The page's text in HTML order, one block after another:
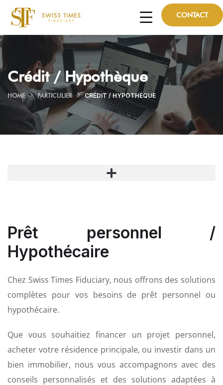
CONTACT
Crédit / Hypothèque
HOME PARTICULIER CRÉDIT / HYPOTHÈQUE
Prêt personnel /
Hypothécaire
Chez Swiss Times Fiduciary, nous offrons des solutions
complètes pour vos besoins de prêt personnel ou
hypothécaire.
Que vous souhaitiez financer un projet personnel,
acheter votre résidence principale, ou investir dans un
bien immobilier, nous vous accompagnons avec des
conseils personnalisés et des solutions adaptées à